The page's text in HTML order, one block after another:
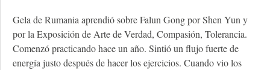
Gela de Rumania aprendió sobre Falun Gong por Shen Yun y
por la Exposición de Arte de Verdad, Compasión, Tolerancia.
Comenzó practicando hace un año. Sintió un flujo fuerte de
energía justo después de hacer los ejercicios. Cuando vio los